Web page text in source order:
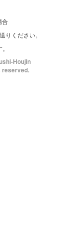
合
りください。
Houjin
reserved.